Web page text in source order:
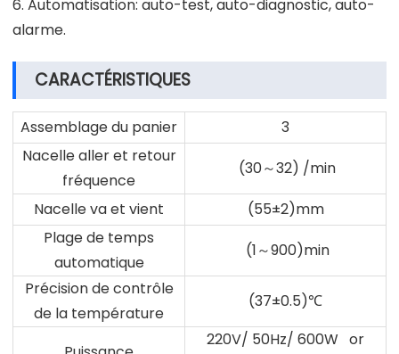
6. Automatisation: auto-test, auto-diagnostic, auto-
alarme.
CARACTÉRISTIQUES
Assemblage du panier
3
Nacelle aller et retour
fréquence
(30～32) /min
Nacelle va et vient
(55±2)mm
Plage de temps
automatique
(1～900)min
Précision de contrôle
de la température
(37±0.5)℃
220V/ 50Hz/ 600W or